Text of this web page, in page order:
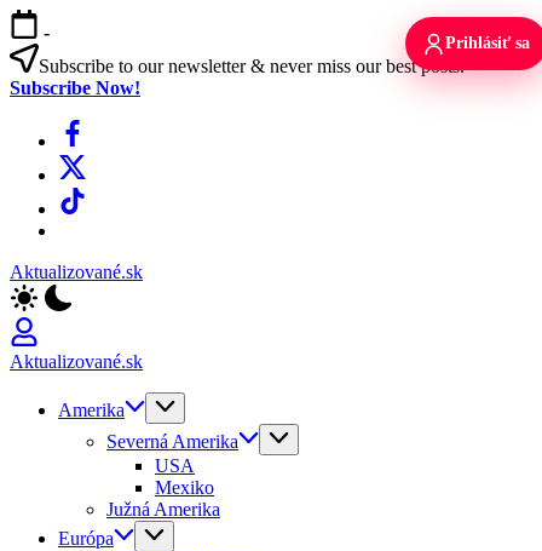
Skip
to
content
-
Subscribe to our newsletter & never miss our best posts.
Subscribe Now!
Facebook
X
TikTok
Aktualizované.sk
Aktualizované.sk
Amerika
Severná Amerika
USA
Mexiko
Južná Amerika
Európa
Prihlásiť sa